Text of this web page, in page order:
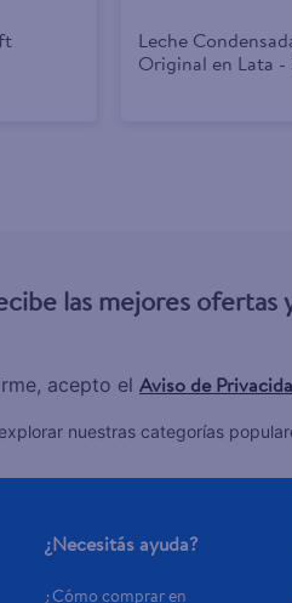
Leche
Original en Lata -
las mejores ofertas
acepto el Aviso de
nuestras categorías
¿Necesitás ayuda?
¿Cómo comprar en